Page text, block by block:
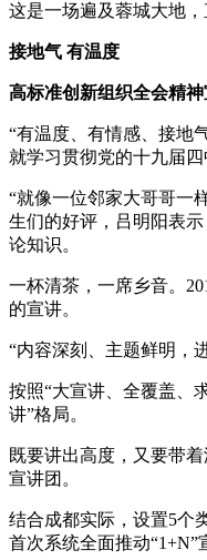
这是一场遍及蓉城大地，
接地气 有温度
高标准创新组织全会精
“有温度、有情感、接地
就学习贯彻党的十九届四
“就像一位邻家大哥哥一
生们的好评，吕明阳表
论知识。
一杯清茶，一席乡音。
的宣讲。
“内容深刻、主题鲜明，
按照“大宣讲、全覆盖、
讲”格局。
既要讲出高度，又要带
宣讲团。
结合成都实际，设置5个
首次系统全面推动“1+N”